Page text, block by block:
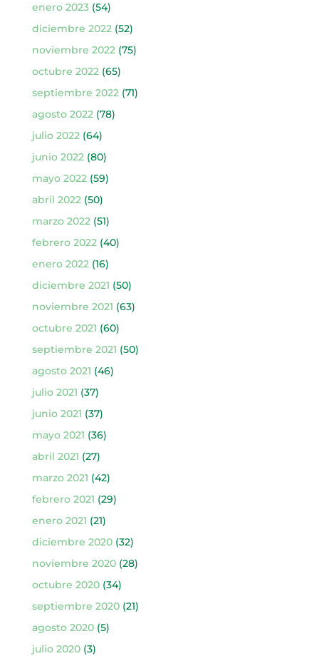
enero 2023(54)
diciembre 2022(52)
noviembre 2022(75)
octubre 2022(65)
septiembre 2022(71)
agosto 2022(78)
julio 2022(64)
junio 2022(80)
mayo 2022(59)
abril 2022(50)
marzo 2022(51)
febrero 2022(40)
enero 2022(16)
diciembre 2021 (50)
noviembre 2021 (63)
octubre 2021 (60)
septiembre 2021 (50)
agosto 2021 (46)
julio 2021 (37)
junio 2021 (37)
mayo 2021 (36)
abril 2021 (27)
marzo 2021 (42)
febrero 2021 (29)
enero 2021 (21)
diciembre 2020(32)
noviembre 2020(28)
octubre 2020(34)
septiembre 2020(21)
agosto 2020(5)
julio 2020(3)